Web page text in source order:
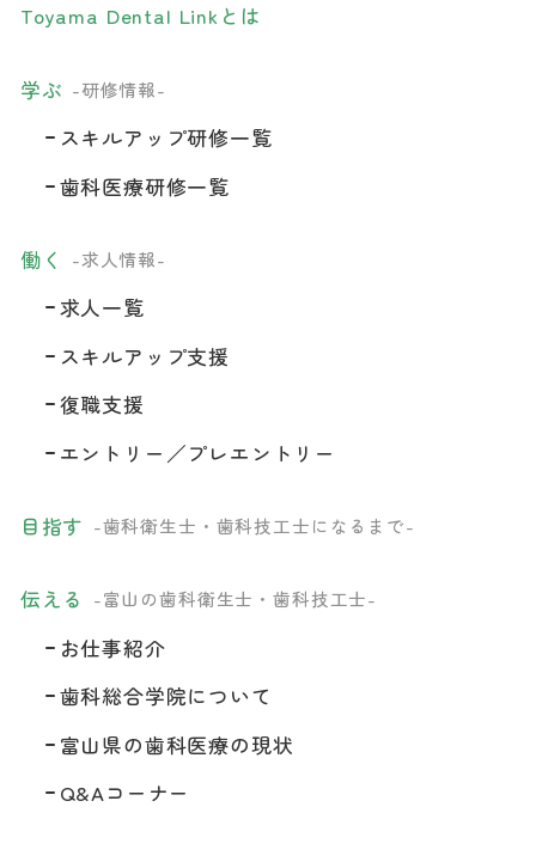
Toyama Dental Linkとは
学ぶ -研修情報-
スキルアップ研修一覧
歯科医療研修一覧
働く -求人情報-
求人一覧
スキルアップ支援
復職支援
エントリー／プレエントリー
目指す -歯科衛生士・歯科技工士になるまで-
伝える -富山の歯科衛生士・歯科技工士-
お仕事紹介
歯科総合学院について
富山県の歯科医療の現状
Q&Aコーナー